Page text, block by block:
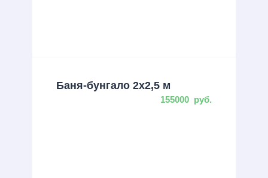
Баня-бунгало 2х2,5 м
155000 руб.